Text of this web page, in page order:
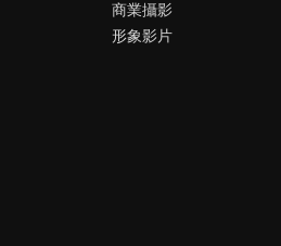
商業攝影
形象影片